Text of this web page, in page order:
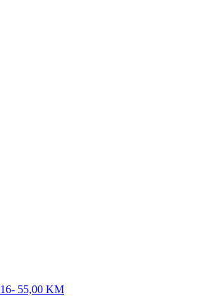
55,00 KM